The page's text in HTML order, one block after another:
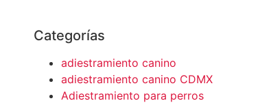
Categorías
adiestramiento canino
adiestramiento canino CDMX
Adiestramiento para perros